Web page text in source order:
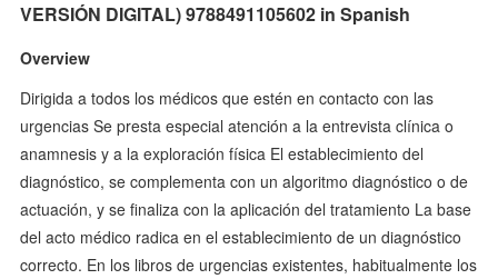
VERSIÓN DIGITAL) 9788491105602 in Spanish
Overview
Dirigida a todos los médicos que estén en contacto con las
urgencias Se presta especial atención a la entrevista clínica o
anamnesis y a la exploración física El establecimiento del
diagnóstico, se complementa con un algoritmo diagnóstico o de
actuación, y se finaliza con la aplicación del tratamiento La base
del acto médico radica en el establecimiento de un diagnóstico
correcto. En los libros de urgencias existentes, habitualmente los